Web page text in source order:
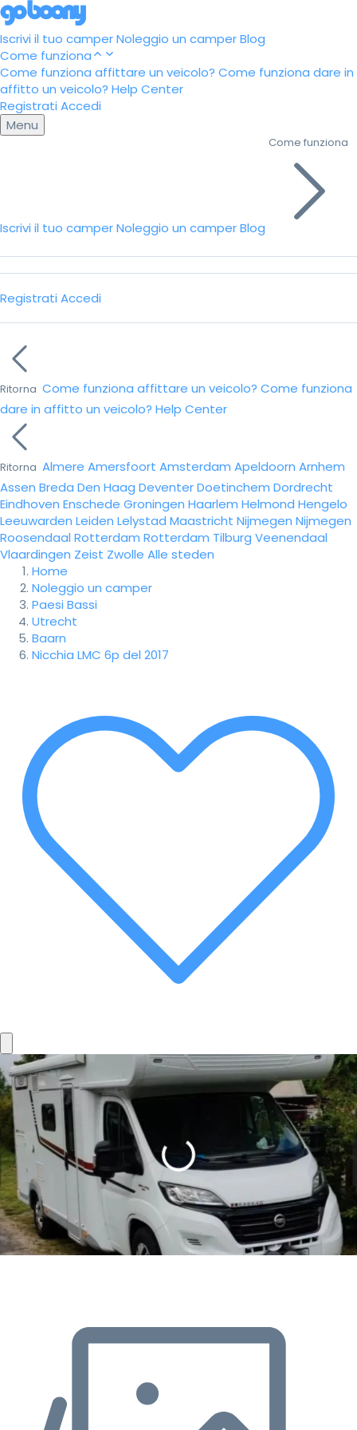
Iscrivi il tuo camperNoleggio un camperBlog
Come funziona
Come funziona affittare un veicolo? Come funziona dare in
affitto un veicolo? Help Center
Registrati Accedi
Menu
Iscrivi il tuo camperNoleggio un camperBlog
Come funziona
Registrati Accedi
Ritorna Come funziona affittare un veicolo? Come funziona
dare in affitto un veicolo? Help Center
Ritorna Almere Amersfoort Amsterdam Apeldoorn Arnhem
Assen Breda Den Haag DeventerDoetinchem Dordrecht
Eindhoven Enschede Groningen Haarlem Helmond Hengelo
Leeuwarden Leiden Lelystad Maastricht Nijmegen Nijmegen
Roosendaal Rotterdam Rotterdam Tilburg Veenendaal
Vlaardingen Zeist Zwolle Alle steden
Home
Noleggio un camper
Paesi Bassi
Utrecht
Baarn
Nicchia LMC 6p del 2017